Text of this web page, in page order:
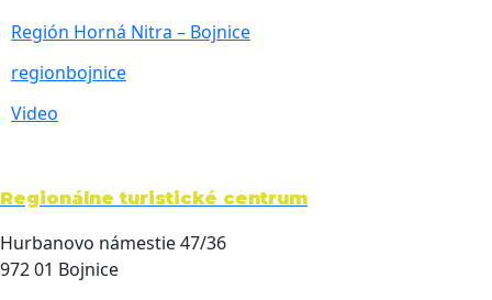
Región Horná Nitra – Bojnice
regionbojnice
Video
Regionálne turistické centrum
Hurbanovo námestie 47/36
972 01 Bojnice